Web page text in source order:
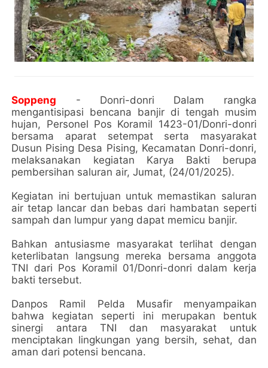
Soppeng - Donri-donri Dalam rangka
mengantisipasi bencana banjir di tengah musim
hujan, Personel Pos Koramil 1423-01/Donri-donri
bersama aparat setempat serta masyarakat
Dusun Pising Desa Pising, Kecamatan Donri-donri,
melaksanakan kegiatan Karya Bakti berupa
pembersihan saluran air, Jumat, (24/01/2025).
Kegiatan ini bertujuan untuk memastikan saluran
air tetap lancar dan bebas dari hambatan seperti
sampah dan lumpur yang dapat memicu banjir.
Bahkan antusiasme masyarakat terlihat dengan
keterlibatan langsung mereka bersama anggota
TNI dari Pos Koramil 01/Donri-donri dalam kerja
bakti tersebut.
Danpos Ramil Pelda Musafir menyampaikan
bahwa kegiatan seperti ini merupakan bentuk
sinergi antara TNI dan masyarakat untuk
menciptakan lingkungan yang bersih, sehat, dan
aman dari potensi bencana.